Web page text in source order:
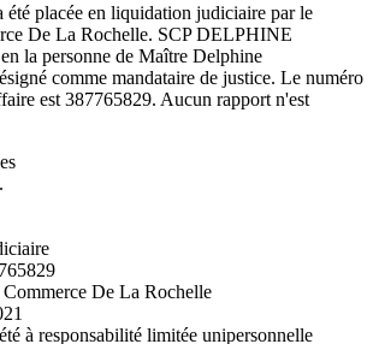
été placée en liquidation judiciaire par le
De La Rochelle. SCP DELPHINE
la personne de Maître Delphine
comme mandataire de justice. Le numéro
est 387765829. Aucun rapport n'est
De La Rochelle
à responsabilité limitée unipersonnelle